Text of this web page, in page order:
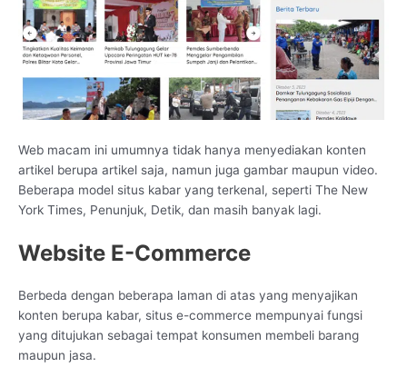
Web macam ini umumnya tidak hanya menyediakan konten
artikel berupa artikel saja, namun juga gambar maupun video.
Beberapa model situs kabar yang terkenal, seperti The New
York Times, Penunjuk, Detik, dan masih banyak lagi.
Website E-Commerce
Berbeda dengan beberapa laman di atas yang menyajikan
konten berupa kabar, situs e-commerce mempunyai fungsi
yang ditujukan sebagai tempat konsumen membeli barang
maupun jasa.